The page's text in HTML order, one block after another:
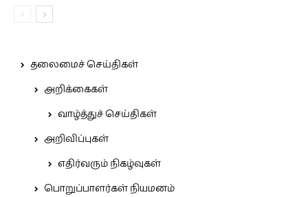
தலைமைச் செய்திகள்
அறிக்கைகள்
வாழ்த்துச் செய்திகள்
அறிவிப்புகள்
எதிர்வரும் நிகழ்வுகள்
பொறுப்பாளர்கள் நியமனம்